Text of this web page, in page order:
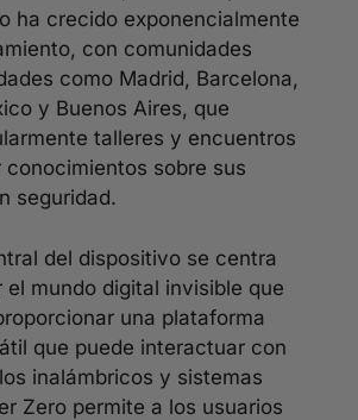
ha crecido exponencialmente
con comunidades
como Madrid, Barcelona,
y Buenos Aires, que
talleres y encuentros
conocimientos sobre sus
seguridad.
del dispositivo se centra
mundo digital invisible que
una plataforma
que puede interactuar con
inalámbricos y sistemas
Zero permite a los usuarios